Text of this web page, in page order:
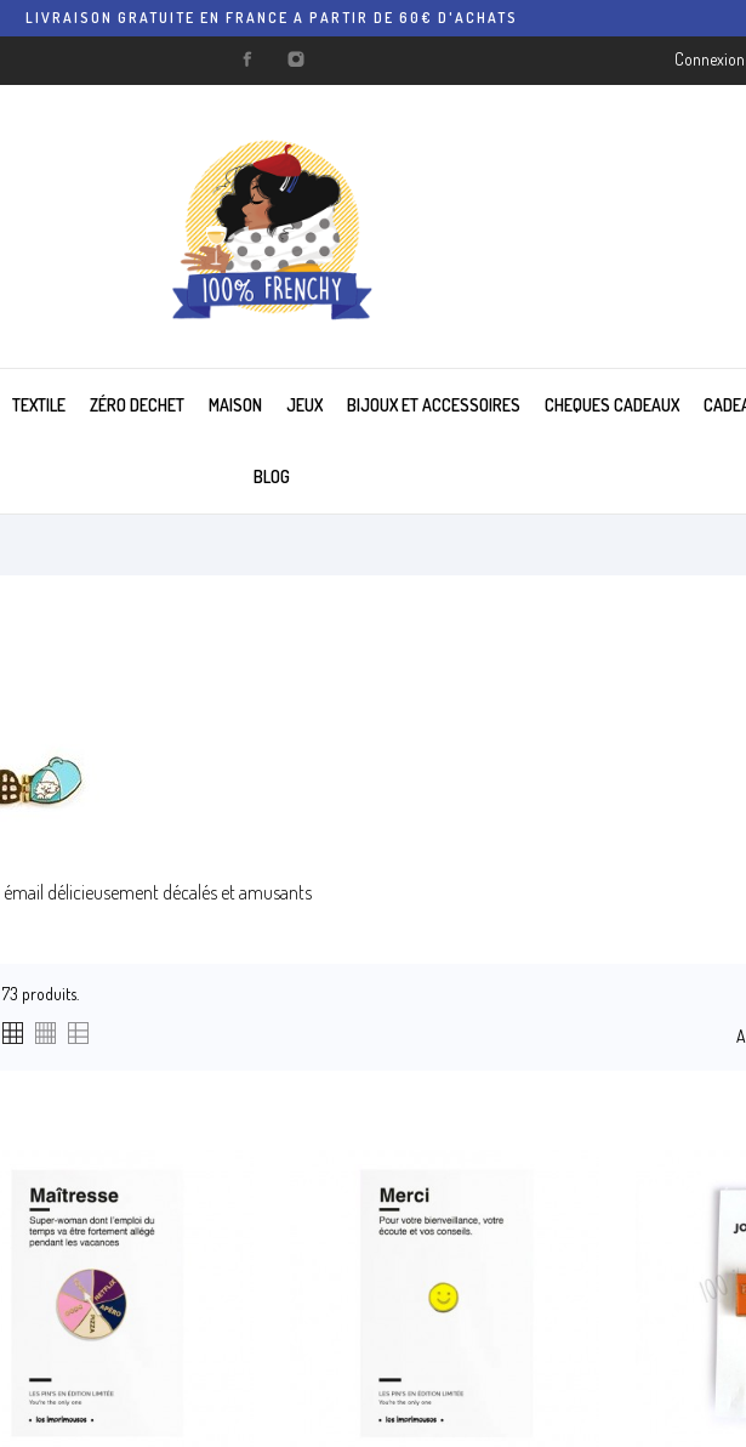
LIVRAISON GRATUITE EN FRANCE A PARTIR DE 60€ D'ACHATS
Connexion
TEXTILE ZÉRO DECHET MAISON JEUX BIJOUX ET ACCESSOIRES CHEQUES CADEAUX
BLOG
émail délicieusement décalés et amusants
produits.